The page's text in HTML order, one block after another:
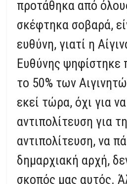
προτάθηκα από
σκέφτηκα σοβαρά,
ευθύνη, γιατί η
Ευθύνης ψηφίστηκε
το 50% των
εκεί τώρα, όχι για
αντιπολίτευση για
αντιπολίτευση, να
δημαρχιακή αρχή,
σκοπός μας αυτός.